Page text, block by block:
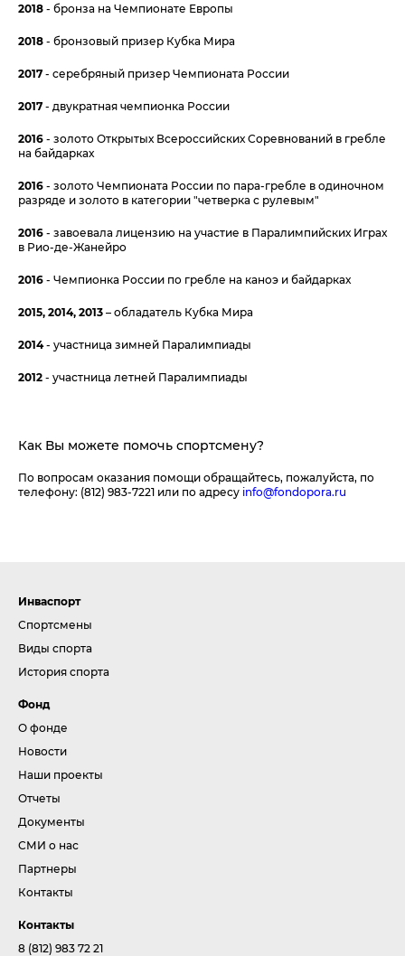
2018- бронза на Чемпионате Европы
2018- бронзовый призер Кубка Мира
2017- серебряный призер Чемпионата России
2017- двукратная чемпионка России
2016- золото Открытых Всероссийских Соревнований в гребле
на байдарках
2016- золото Чемпионата России по пара-гребле в одиночном
разряде и золото в категории "четверка с рулевым"
2016- завоевала лицензию на участие в Паралимпийских Играх
в Рио-де-Жанейро
2016- Чемпионка России по гребле на каноэ и байдарках
2015, 2014, 2013– обладатель Кубка Мира
2014- участница зимней Паралимпиады
2012- участница летней Паралимпиады
Как Вы можете помочь спортсмену?
По вопросам оказания помощи обращайтесь, пожалуйста, по
телефону: (812) 983-7221 или по адресу info@fondopora.ru
Инваспорт
Спортсмены
Виды спорта
История спорта
Фонд
О фонде
Новости
Наши проекты
Отчеты
Документы
СМИ о нас
Партнеры
Контакты
Контакты
8 (812) 983 72 21